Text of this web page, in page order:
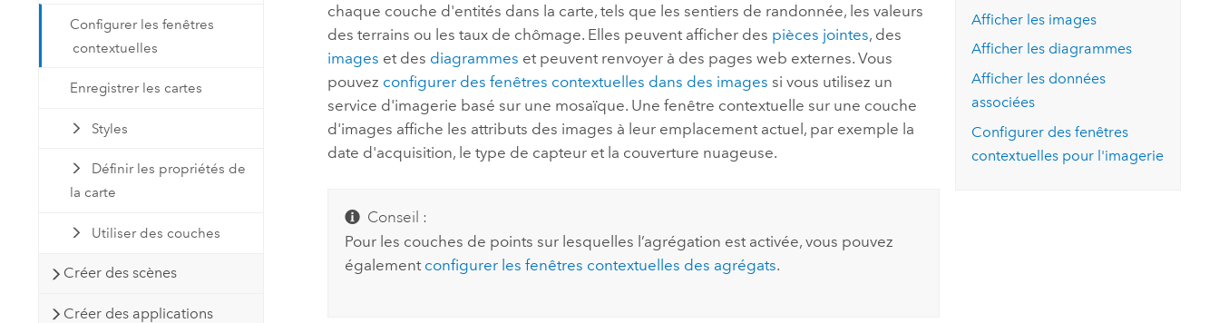
Configurer les fenêtres
contextuelles
Enregistrer les cartes
Styles
Définir les propriétés de
la carte
Utiliser des couches
Créer des scènes
Créer des applications
chaque couche d'entités dans la carte, tels que les sentiers de randonnée, les valeurs
des terrains ou les taux de chômage. Elles peuvent afficher des pièces jointes, des
images et des diagrammes et peuvent renvoyer à des pages web externes. Vous
pouvez configurer des fenêtres contextuelles dans des images si vous utilisez un
service d'imagerie basé sur une mosaïque. Une fenêtre contextuelle sur une couche
d'images affiche les attributs des images à leur emplacement actuel, par exemple la
date d'acquisition, le type de capteur et la couverture nuageuse.
Conseil :
Pour les couches de points sur lesquelles l’agrégation est activée, vous pouvez
également configurer les fenêtres contextuelles des agrégats.
Afficher les images
Afficher les diagrammes
Afficher les données
associées
Configurer des fenêtres
contextuelles pour l'imagerie